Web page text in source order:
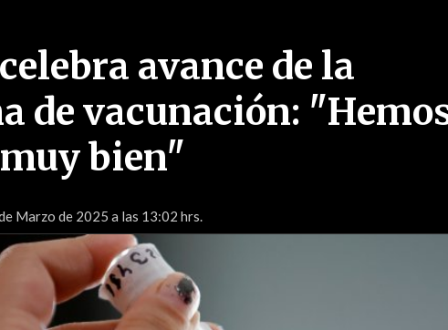
avance de la
de vacunación:
bien"
Marzo de 2025 a las 13:02 hrs.